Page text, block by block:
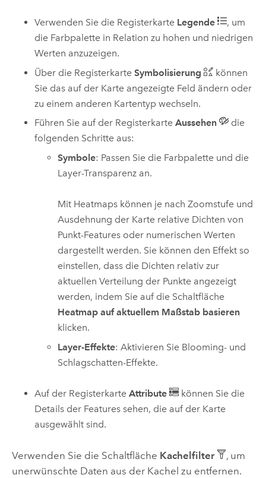
Verwenden Sie die Registerkarte Legende
, um
die Farbpalette in Relation zu hohen und niedrigen
Werten anzuzeigen.
Über die RegisterkarteSymbolisierung
können
Sie das auf der Karte angezeigte Feld ändern oder
zu einem anderen Kartentyp wechseln.
Führen Sie auf der RegisterkarteAussehen
die
folgenden Schritte aus:
Symbole: Passen Sie die Farbpalette und die
Layer-Transparenz an.
Mit Heatmaps können je nach Zoomstufe und
Ausdehnung der Karte relative Dichten von
Punkt-Features oder numerischen Werten
dargestellt werden. Sie können den Effekt so
einstellen, dass die Dichten relativ zur
aktuellen Verteilung der Punkte angezeigt
werden, indem Sie auf die Schaltfläche
Heatmap auf aktuellem Maßstab basieren
klicken.
Layer-Effekte: Aktivieren Sie Blooming- und
Schlagschatten-Effekte.
Auf der RegisterkarteAttribute
können Sie die
Details der Features sehen, die auf der Karte
ausgewählt sind.
Verwenden Sie die Schaltfläche Kachelfilter
, um
unerwünschte Daten aus der Kachel zu entfernen.